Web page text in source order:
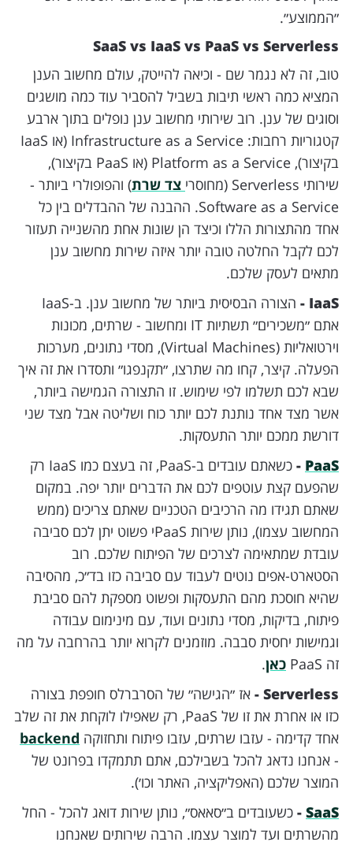
״הממוצע״.
SaaS vs IaaS vs PaaS vs Serverless
טוב, זה לא נגמר שם - וכיאה להייטק, עולם מחשוב הענן
המציא כמה ראשי תיבות בשביל להסביר עוד כמה מושגים
וסוגים של ענן. רוב שירותי מחשוב ענן נופלים בתוך ארבע
קטגוריות רחבות: Infrastructure as a Service (או IaaS
בקיצור), Platform as a Service (או PaaS בקיצור),
שירותי Serverless (מחוסרי
צד שרת) והפופולרי ביותר -
Software as a Service. ההבנה של ההבדלים בין כל
אחד מהתצורות הללו וכיצד הן שונות אחת מהשנייה תעזור
לכם לקבל החלטה טובה יותר איזה שירות מחשוב ענן
מתאים לעסק שלכם.
IaaS -
הצורה הבסיסית ביותר של מחשוב ענן. ב-IaaS
אתם ״משכירים״ תשתיות IT ומחשוב - שרתים, מכונות
וירטואליות (Virtual Machines), מסדי נתונים, מערכות
הפעלה. קיצר, קחו מה שתרצו, ״תקנפגו״ ותסדרו את זה איך
שבא לכם תשלמו לפי שימוש. זו התצורה הגמישה ביותר,
אשר מצד אחד נותנת לכם יותר כוח ושליטה אבל מצד שני
דורשת ממכם יותר התעסקות.
PaaS
-
כשאתם עובדים ב-PaaS, זה בעצם כמו IaaS רק
שהפעם קצת עוטפים לכם את הדברים יותר יפה. במקום
שאתם תגידו מה הרכיבים הטכניים שאתם צריכים (ממש
המחשוב עצמו), נותן שירות PaaSי פשוט יתן לכם סביבה
עובדת שמתאימה לצרכים של הפיתוח שלכם. רוב
הסטארט-אפים נוטים לעבוד עם סביבה כזו בד״כ, מהסיבה
שהיא חוסכת מהם התעסקות ופשוט מספקת להם סביבת
פיתוח, בדיקות, מסדי נתונים ועוד, עם מינימום עבודה
וגמישות יחסית סבבה. מוזמנים לקרוא יותר בהרחבה על מה
זה PaaS
כאן.
Serverless -
אז ״הגישה״ של הסרברלס חופפת בצורה
כזו או אחרת את זו של PaaS, רק שאפילו לוקחת את זה שלב
אחד קדימה - עזבו שרתים, עזבו פיתוח ותחזוקה backend
- אנחנו נדאג להכל בשבילכם, אתם תתמקדו בפרונט של
המוצר שלכם (האפליקציה, האתר וכו׳).
SaaS
- כשעובדים ב״סאאס״, נותן שירות דואג להכל - החל
מהשרתים ועד למוצר עצמו. הרבה שירותים שאנחנו